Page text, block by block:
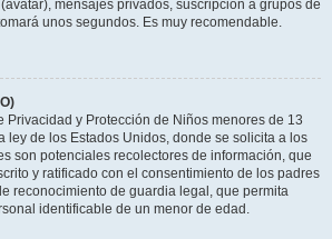
mensajes privados, suscripción a grupos de
unos segundos. Es muy recomendable.
Privacidad y Protección de Niños menores de 13
ley de los Estados Unidos, donde se solicita a los
son potenciales recolectores de información, que
y ratificado con el consentimiento de los padres
reconocimiento de guardia legal, que permita
identificable de un menor de edad.